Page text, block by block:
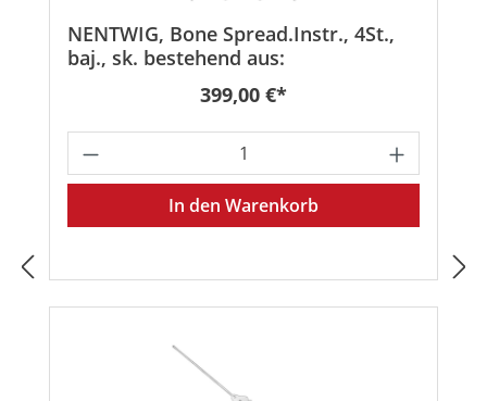
NENTWIG, Bone Spread.Instr., 4St.,
baj., sk. bestehend aus:
Regulärer Preis:
399,00 €*
Produkt Anzahl: Gib den
In den Warenkorb